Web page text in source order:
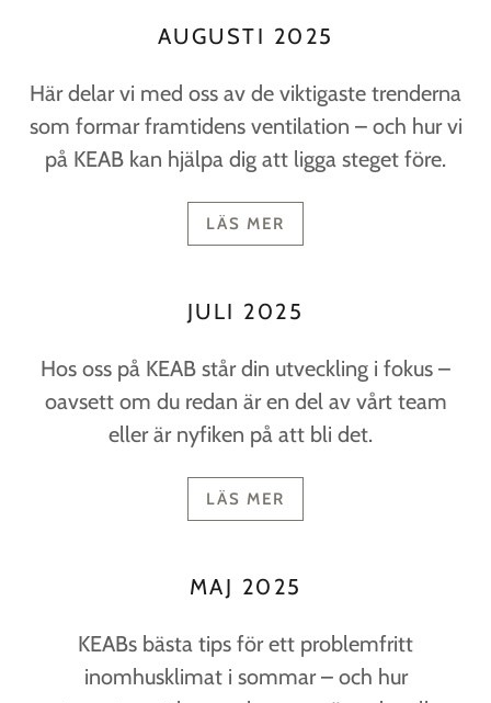
AUGUSTI 2025
Här delar vi med oss av de viktigaste trenderna
som formar framtidens ventilation – och hur vi
på KEAB kan hjälpa dig att ligga steget före.
LÄS MER
JULI 2025
Hos oss på KEAB står din utveckling i fokus –
oavsett om du redan är en del av vårt team
eller är nyfiken på att bli det.
LÄS MER
MAJ 2025
KEABs bästa tips för ett problemfritt
inomhusklimat i sommar – och hur